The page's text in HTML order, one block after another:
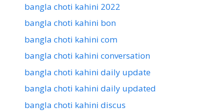
bangla choti kahini 2022
bangla choti kahini bon
bangla choti kahini com
bangla choti kahini conversation
bangla choti kahini daily update
bangla choti kahini daily updated
bangla choti kahini discus